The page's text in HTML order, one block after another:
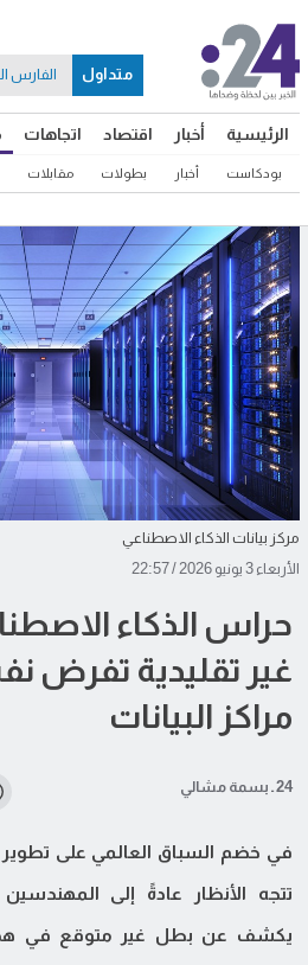
الرئيسية أخبار اقتصاد اتجاهات
بودكاست أخبار بطولات مقابلات
متداول الفارس
مركز بيانات الذكاء الاصطناعي
الأربعاء 3 يونيو 2026 / 22:57
حراس الذكاء
غير تقليدية تفرض
مراكز البيانات
24 ـ بسمة مشالي
في خضم السباق العالمي على تطوير
تتجه الأنظار عادةً إلى
يكشف عن بطل غير متوقع في